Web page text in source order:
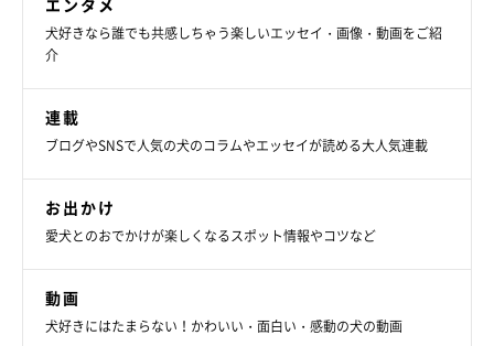
エンタメ
犬好きなら誰でも共感しちゃう楽しいエッセイ・画像・動画をご紹
介
連載
ブログやSNSで人気の犬のコラムやエッセイが読める大人気連載
お出かけ
愛犬とのおでかけが楽しくなるスポット情報やコツなど
動画
犬好きにはたまらない！かわいい・面白い・感動の犬の動画